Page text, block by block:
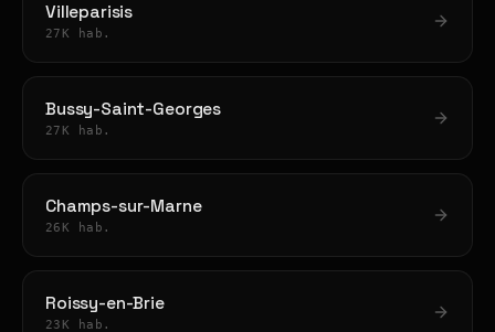
Villeparisis
27K hab.
Bussy-Saint-Georges
27K hab.
Champs-sur-Marne
26K hab.
Roissy-en-Brie
23K hab.